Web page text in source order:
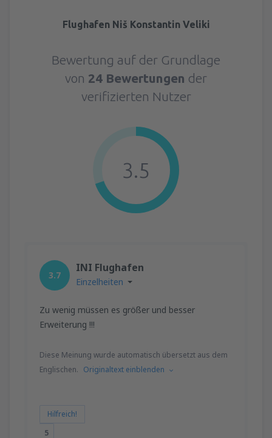
Flughafen Niš Konstantin Veliki
Bewertung auf der Grundlage
von 24 Bewertungen der
verifizierten Nutzer
3.5
3.7
INI Flughafen
Einzelheiten
Zu wenig müssen es größer und besser
Erweiterung !!!
Diese Meinung wurde automatisch übersetzt aus dem
Englischen. Originaltext einblenden
Hilfreich!
5